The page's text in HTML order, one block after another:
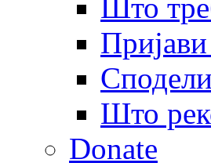
Што
Пријави
Што
Donate